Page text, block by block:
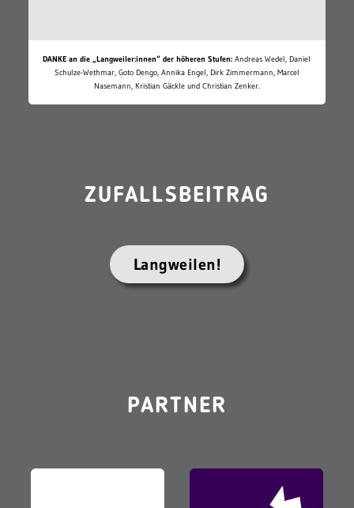
DANKE an die „Langweiler:innen“ der höheren Stufen: Andreas Wedel, Daniel
Schulze-Wethmar, Goto Dengo, Annika Engel, Dirk Zimmermann, Marcel
Nasemann, Kristian Gäckle und Christian Zenker.
ZUFALLSBEITRAG
Langweilen!
PARTNER